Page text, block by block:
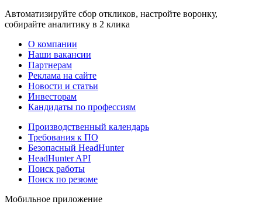
Автоматизируйте сбор откликов, настройте воронку,
собирайте аналитику в 2 клика
О компании
Наши вакансии
Партнерам
Реклама на сайте
Новости и статьи
Инвесторам
Кандидаты по профессиям
Производственный календарь
Требования к ПО
Безопасный HeadHunter
HeadHunter API
Поиск работы
Поиск по резюме
Мобильное приложение